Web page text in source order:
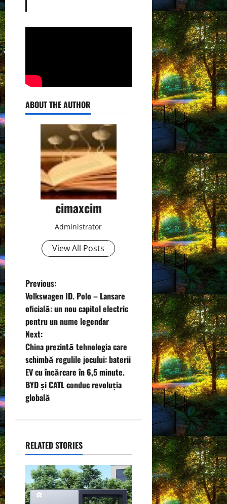
ABOUT THE AUTHOR
cimaxcim
Administrator
View All Posts
P
o
s
t
n
a
i
g
a
Previous:
Volkswagen ID. Polo – Lansare
oficială: un nou capitol electric
pentru un nume legendar
Next:
China prezintă tehnologia care
schimbă regulile jocului: baterii
EV cu încărcare în 6,5 minute.
BYD și CATL conduc revoluția
globală
RELATED STORIES